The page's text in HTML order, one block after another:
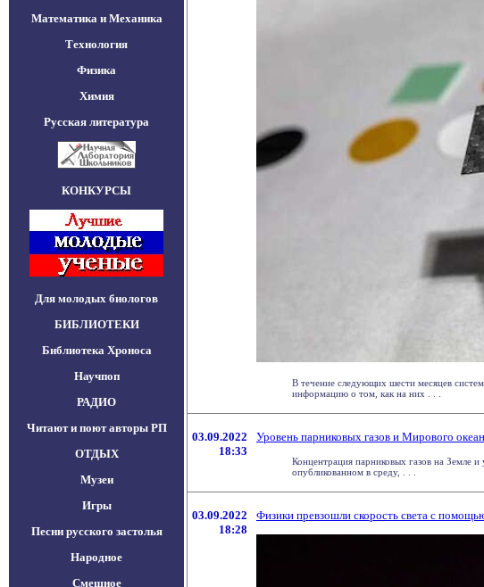
Математика и Механика
Технология
Физика
Химия
Русская литература
КОНКУРСЫ
Для молодых биологов
БИБЛИОТЕКИ
Библиотека Хроноса
Научпоп
РАДИО
Читают и поют авторы РП
ОТДЫХ
Музеи
Игры
Песни русского застолья
Народное
Смешное
В течение следующих шести месяцев
информацию о том, как на них . . .
03.09.2022
18:33
Уровень парниковых газов и Мирового
Концентрация парниковых газов на Земле
опубликованном в среду, . . .
03.09.2022
18:28
Физики превзошли скорость света с